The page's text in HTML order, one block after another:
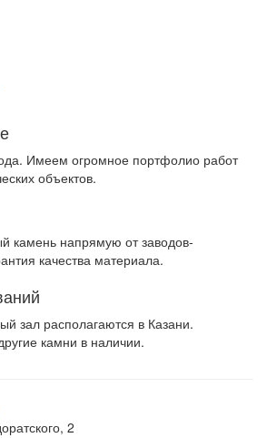
Имеем огромное портфолио работ
объектов.
камень напрямую от заводов-
качества материала.
зал располагаются в Казани.
камни в наличии.
2